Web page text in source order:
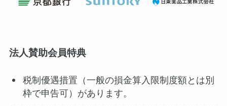
法人賛助会員特典
税制優遇措置（一般の損金算入限制度額とは別
枠で申告可）があります。